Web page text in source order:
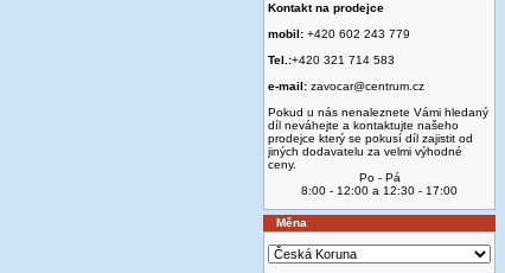
Kontakt na prodejce
mobil: +420 602 243 779
Tel.:+420 321 714 583
e-mail: zavocar@centrum.cz
Pokud u nás nenaleznete Vámi hledaný
díl neváhejte a kontaktujte našeho
prodejce který se pokusí díl zajistit od
jiných dodavatelu za velmi výhodné
ceny.
Po - Pá
8:00 - 12:00 a 12:30 - 17:00
Měna